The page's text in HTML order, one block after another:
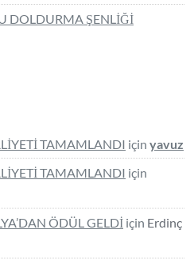
DOLDURMA ŞENLİĞİ
TAMAMLANDI için yavuz
TAMAMLANDI için
ÖDÜL GELDİ için Erdinç